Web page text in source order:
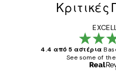
4.4 από 5 αστέρια
See some of